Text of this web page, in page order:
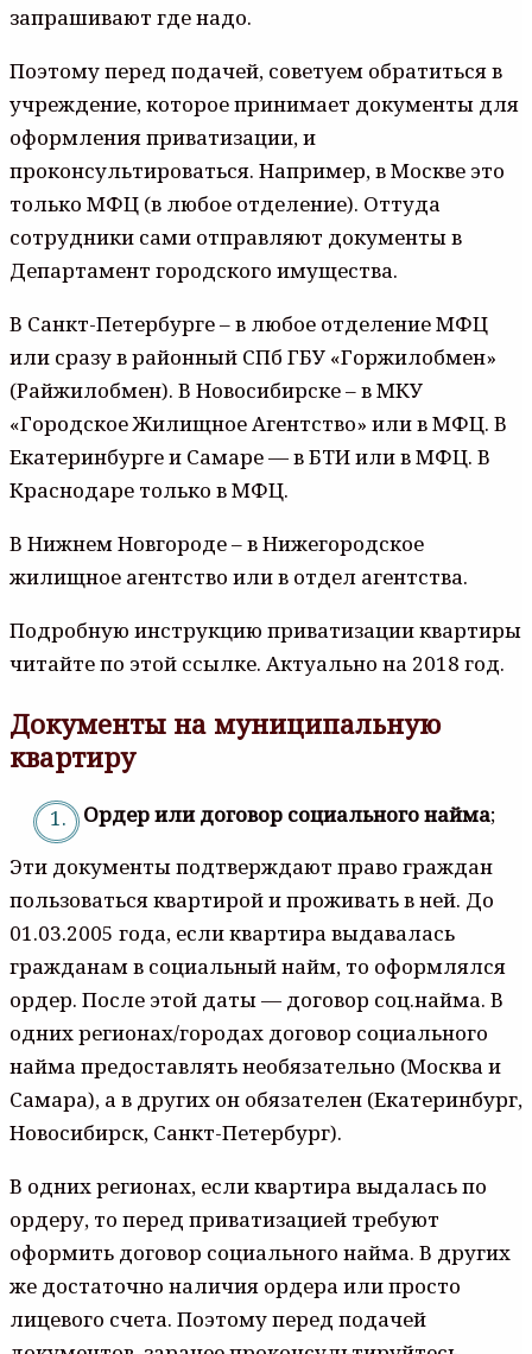
запрашивают где надо.
Поэтому перед подачей, советуем обратиться в
учреждение, которое принимает документы для
оформления приватизации, и
проконсультироваться. Например, в Москве это
только МФЦ (в любое отделение). Оттуда
сотрудники сами отправляют документы в
Департамент городского имущества.
В Санкт-Петербурге – в любое отделение МФЦ
или сразу в районный СПб ГБУ «Горжилобмен»
(Райжилобмен). В Новосибирске – в МКУ
«Городское Жилищное Агентство» или в МФЦ. В
Екатеринбурге и Самаре — в БТИ или в МФЦ. В
Краснодаре только в МФЦ.
В Нижнем Новгороде – в Нижегородское
жилищное агентство или в отдел агентства.
Подробную инструкцию приватизации квартиры
читайте по этой ссылке. Актуально на 2018 год.
Документы на муниципальную
квартиру
Ордер или договор социального найма;
Эти документы подтверждают право граждан
пользоваться квартирой и проживать в ней. До
01.03.2005 года, если квартира выдавалась
гражданам в социальный найм, то оформлялся
ордер. После этой даты — договор соц.найма. В
одних регионах/городах договор социального
найма предоставлять необязательно (Москва и
Самара), а в других он обязателен (Екатеринбург,
Новосибирск, Санкт-Петербург).
В одних регионах, если квартира выдалась по
ордеру, то перед приватизацией требуют
оформить договор социального найма. В других
же достаточно наличия ордера или просто
лицевого счета. Поэтому перед подачей